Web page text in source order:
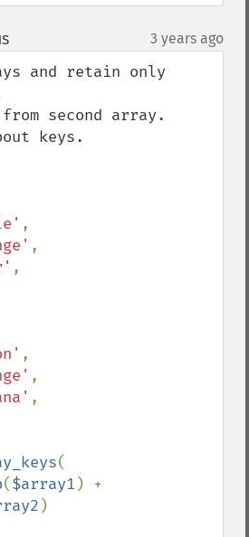
¶ 3 years ago
and retain only
second array.
keys.
,
,
,
,
,
,
(
($array1
)